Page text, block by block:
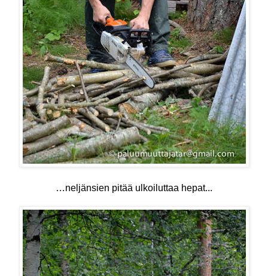
…neljänsien pitää ulkoiluttaa hepat...